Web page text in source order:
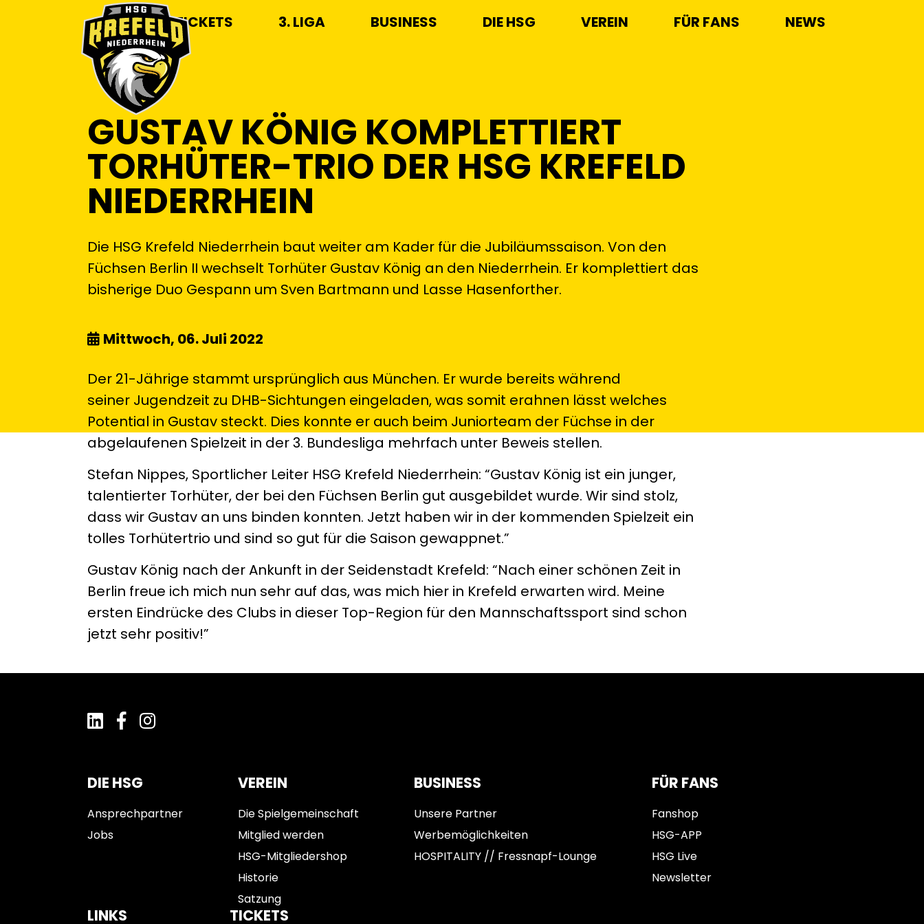
TICKETS 3. LIGA BUSINESS DIE HSG VEREIN FÜR FANS NEWS
GUSTAV KÖNIG KOMPLETTIERT
TORHÜTER-TRIO DER HSG KREFELD
NIEDERRHEIN
Die HSG Krefeld Niederrhein baut weiter am Kader für die Jubiläumssaison. Von den
Füchsen Berlin II wechselt Torhüter Gustav König an den Niederrhein. Er komplettiert das
bisherige Duo Gespann um Sven Bartmann und Lasse Hasenforther.
Mittwoch, 06. Juli 2022
Der 21-Jährige stammt ursprünglich aus München. Er wurde bereits während
seiner Jugendzeit zu DHB-Sichtungen eingeladen, was somit erahnen lässt welches
Potential in Gustav steckt. Dies konnte er auch beim Juniorteam der Füchse in der
abgelaufenen Spielzeit in der 3. Bundesliga mehrfach unter Beweis stellen.
Stefan Nippes, Sportlicher Leiter HSG Krefeld Niederrhein: “Gustav König ist ein junger,
talentierter Torhüter, der bei den Füchsen Berlin gut ausgebildet wurde. Wir sind stolz,
dass wir Gustav an uns binden konnten. Jetzt haben wir in der kommenden Spielzeit ein
tolles Torhütertrio und sind so gut für die Saison gewappnet.”
Gustav König nach der Ankunft in der Seidenstadt Krefeld: “Nach einer schönen Zeit in
Berlin freue ich mich nun sehr auf das, was mich hier in Krefeld erwarten wird. Meine
ersten Eindrücke des Clubs in dieser Top-Region für den Mannschaftssport sind schon
jetzt sehr positiv!”
DIE HSG
Ansprechpartner
Jobs
VEREIN
Die Spielgemeinschaft
Mitglied werden
HSG-Mitgliedershop
Historie
Satzung
BUSINESS
Unsere Partner
Werbemöglichkeiten
HOSPITALITY // Fressnapf-Lounge
FÜR FANS
Fanshop
HSG-APP
HSG Live
Newsletter
LINKS TICKETS